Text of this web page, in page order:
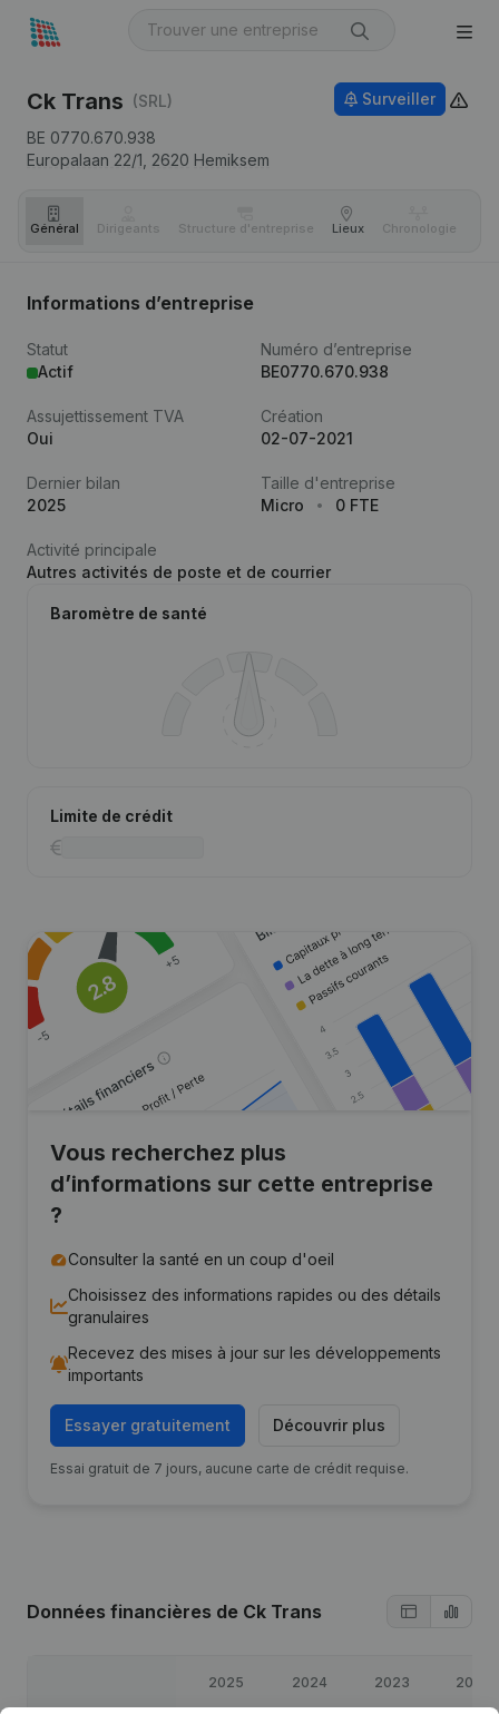
Ck Trans (SRL)
BE 0770.670.938
Europalaan 22/1, 2620 Hemiksem
Surveiller
Général Dirigeants Structure d'entreprise Lieux Chronologie
Informations d’entreprise
Statut
Actif
Numéro d’entreprise
BE0770.670.938
Assujettissement TVA
Oui
Création
02-07-2021
Dernier bilan
2025
Taille d'entreprise
Micro
0 FTE
Activité principale
Autres activités de poste et de courrier
Baromètre de santé
Limite de crédit
Vous recherchez plus
d’informations sur cette entreprise
?
Consulter la santé en un coup d'oeil
Choisissez des informations rapides ou des détails
granulaires
Recevez des mises à jour sur les développements
importants
Essayer gratuitement Découvrir plus
Essai gratuit de 7 jours, aucune carte de crédit requise.
Données financières de Ck Trans
2025 2024 2023 2022